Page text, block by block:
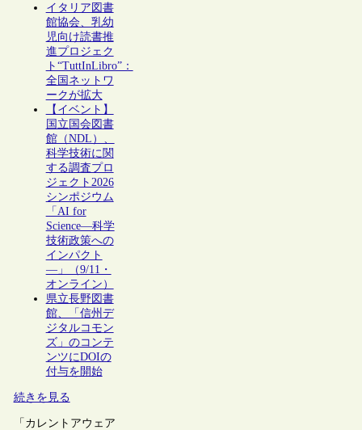
イタリア図書
館協会、乳幼
児向け読書推
進プロジェク
ト“TuttInLibro”：
全国ネットワ
ークが拡大
【イベント】
国立国会図書
館（NDL）、
科学技術に関
する調査プロ
ジェクト2026
シンポジウム
「AI for
Science―科学
技術政策への
インパクト
―」（9/11・
オンライン）
県立長野図書
館、「信州デ
ジタルコモン
ズ」のコンテ
ンツにDOIの
付与を開始
続きを見る
「カレントアウェア